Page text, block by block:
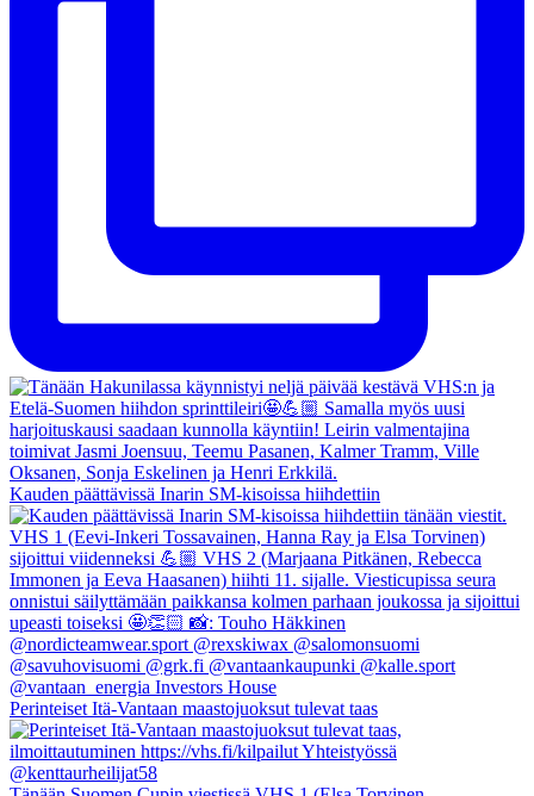
Kauden päättävissä Inarin SM-kisoissa hiihdettiin
Perinteiset Itä-Vantaan maastojuoksut tulevat taas